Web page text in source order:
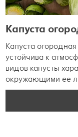
Капуста
Капуста
устойчива к
видов капусты
окружающими ее